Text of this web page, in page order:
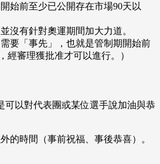
始前至少已公開存在市場90天以
沒有針對奧運期間加大力道。
需要「事先」，也就是管制期開始前
經審理獲批准才可以進行。）
可以對代表團或某位選手說加油與恭
的時間（事前祝福、事後恭喜）。